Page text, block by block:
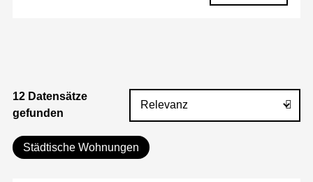
12 Datensätze
gefunden
Städtische Wohnungen